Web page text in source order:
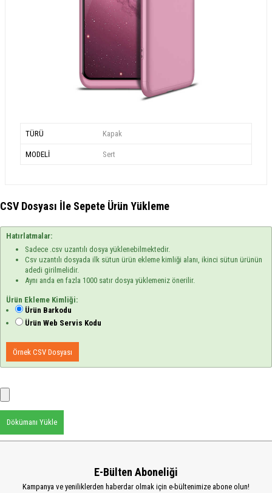
TÜRÜ Kapak
MODELİ Sert
CSV Dosyası İle Sepete Ürün Yükleme
Hatırlatmalar:
Sadece .csv uzantılı dosya yüklenebilmektedir.
Csv uzantılı dosyada ilk sütun ürün ekleme kimliği alanı, ikinci sütun ürünün
adedi girilmelidir.
Aynı anda en fazla 1000 satır dosya yüklemeniz önerilir.
Ürün Ekleme Kimliği:
Ürün Barkodu
Ürün Web Servis Kodu
Örnek CSV Dosyası
Dökümanı Yükle
E-Bülten Aboneliği
Kampanya ve yeniliklerden haberdar olmak için e-bültenimize abone olun!